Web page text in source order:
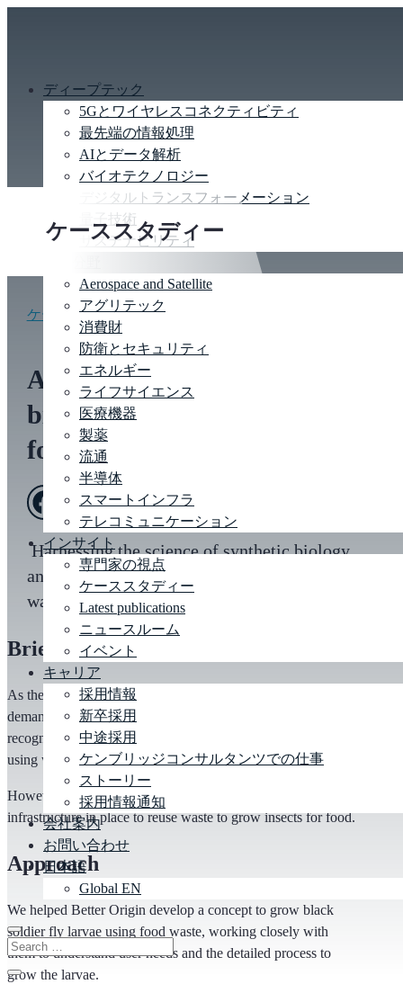
ディープテック
5Gとワイヤレスコネクティビティ
最先端の情報処理
AIとデータ解析
バイオテクノロジー
デジタルトランスフォーメーション
量子技術
サステナビリティ
Aerospace and Satellite
アグリテック
消費財
防衛とセキュリティ
エネルギー
ライフサイエンス
医療機器
製薬
流通
半導体
スマートインフラ
テレコミュニケーション
インサイト
専門家の視点
ケーススタディー
Latest publications
ニュースルーム
イベント
キャリア
採用情報
新卒採用
中途採用
ケンブリッジコンサルタンツでの仕事
ストーリー
採用情報通知
会社案内
お問い合わせ
日本語
Global EN
ケーススタディー
ケーススタディーに戻る
Automated synthetic
biology for high-protein
food production
Harnessing the science of synthetic biology
and best-in-class automation to turn organic
waste into high-protein fish food.
Brief
As the world’s population continues to grow, so too does the
demand for food, particularly sources of protein. Insects are
recognised as a potential protein source which can be grown
using waste food.
However, in the developed world, there is no equipment or
infrastructure in place to reuse waste to grow insects for food.
Approach
We helped Better Origin develop a concept to grow black
soldier fly larvae using food waste, working closely with
them to understand user needs and the detailed process to
grow the larvae.